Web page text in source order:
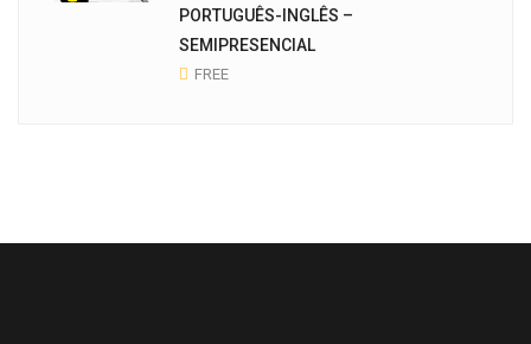
PORTUGUÊS-INGLÊS –
SEMIPRESENCIAL
FREE